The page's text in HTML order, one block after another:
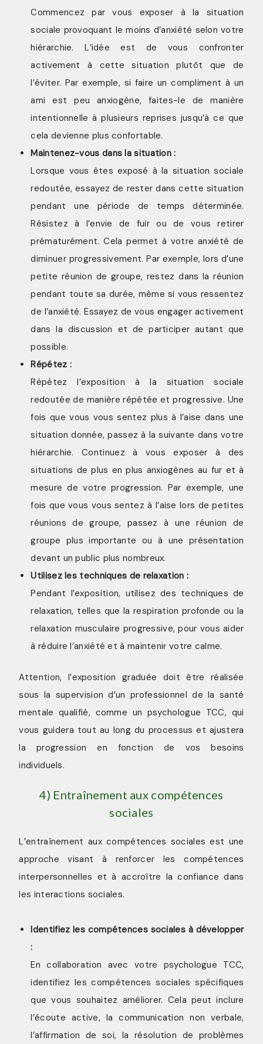
Commencez par vous exposer à la situation
sociale provoquant le moins d’anxiété selon votre
hiérarchie. L’idée est de vous confronter
activement à cette situation plutôt que de
l’éviter. Par exemple, si faire un compliment à un
ami est peu anxiogène, faites-le de manière
intentionnelle à plusieurs reprises jusqu’à ce que
cela devienne plus confortable.
Maintenez-vous dans la situation :
Lorsque vous êtes exposé à la situation sociale
redoutée, essayez de rester dans cette situation
pendant une période de temps déterminée.
Résistez à l’envie de fuir ou de vous retirer
prématurément. Cela permet à votre anxiété de
diminuer progressivement. Par exemple, lors d’une
petite réunion de groupe, restez dans la réunion
pendant toute sa durée, même si vous ressentez
de l’anxiété. Essayez de vous engager activement
dans la discussion et de participer autant que
possible.
Répétez :
Répétez l’exposition à la situation sociale
redoutée de manière répétée et progressive. Une
fois que vous vous sentez plus à l’aise dans une
situation donnée, passez à la suivante dans votre
hiérarchie. Continuez à vous exposer à des
situations de plus en plus anxiogènes au fur et à
mesure de votre progression. Par exemple, une
fois que vous vous sentez à l’aise lors de petites
réunions de groupe, passez à une réunion de
groupe plus importante ou à une présentation
devant un public plus nombreux.
Utilisez les techniques de relaxation :
Pendant l’exposition, utilisez des techniques de
relaxation, telles que la respiration profonde ou la
relaxation musculaire progressive, pour vous aider
à réduire l’anxiété et à maintenir votre calme.
Attention, l’exposition graduée doit être réalisée
sous la supervision d’un professionnel de la santé
mentale qualifié, comme un psychologue TCC, qui
vous guidera tout au long du processus et ajustera
la progression en fonction de vos besoins
individuels.
4) Entraînement aux compétences
sociales
L’entraînement aux compétences sociales est une
approche visant à renforcer les compétences
interpersonnelles et à accroître la confiance dans
les interactions sociales.
Identifiez les compétences sociales à développer
:
En collaboration avec votre psychologue TCC,
identifiez les compétences sociales spécifiques
que vous souhaitez améliorer. Cela peut inclure
l’écoute active, la communication non verbale,
l’affirmation de soi, la résolution de problèmes